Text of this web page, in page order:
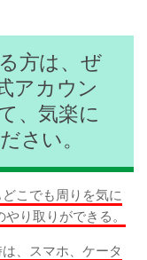
方は、ぜ
アカウン
、気楽に
さい。
こでも周りを気に
り取りができる。
、スマホ、ケータ